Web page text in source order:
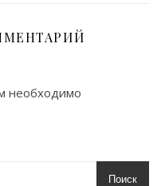
необходимо
Поиск